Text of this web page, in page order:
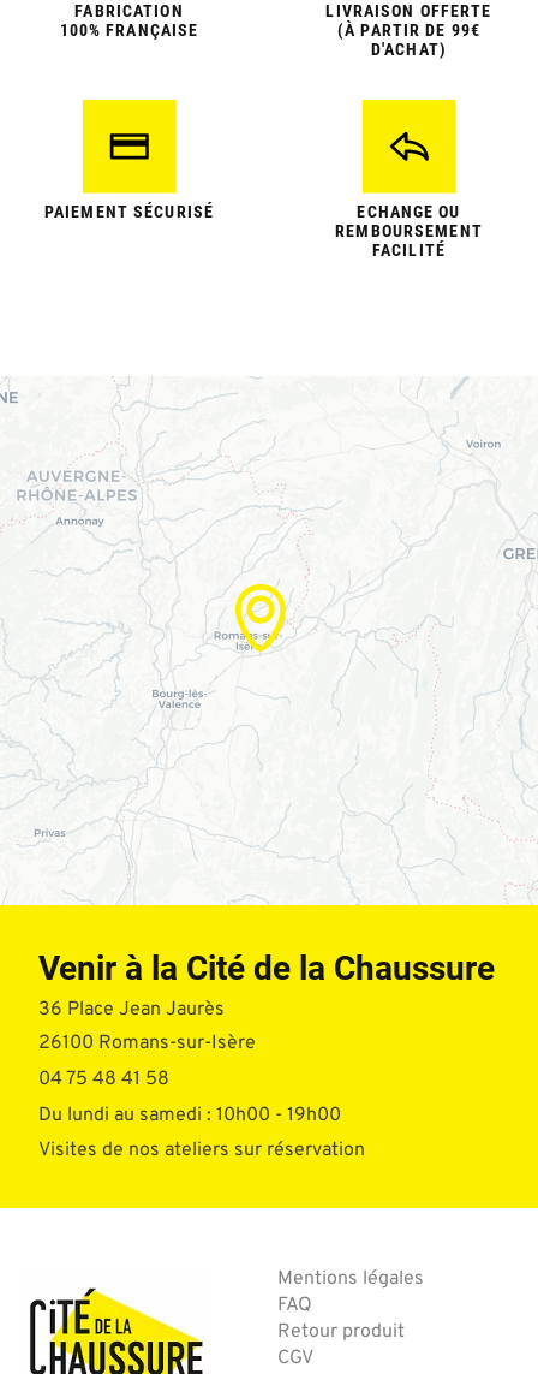
FABRICATION
100% FRANÇAISE
LIVRAISON OFFERTE
(À PARTIR DE 99€
D'ACHAT)
PAIEMENT SÉCURISÉ
ECHANGE OU
REMBOURSEMENT
FACILITÉ
Venir à la Cité de la Chaussure
36 Place Jean Jaurès
26100 Romans-sur-Isère
04 75 48 41 58
Du lundi au samedi : 10h00 - 19h00
Visites de nos ateliers sur réservation
Mentions légales
FAQ
Retour produit
CGV